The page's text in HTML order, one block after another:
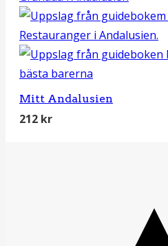
Mitt Andalusien
212 kr